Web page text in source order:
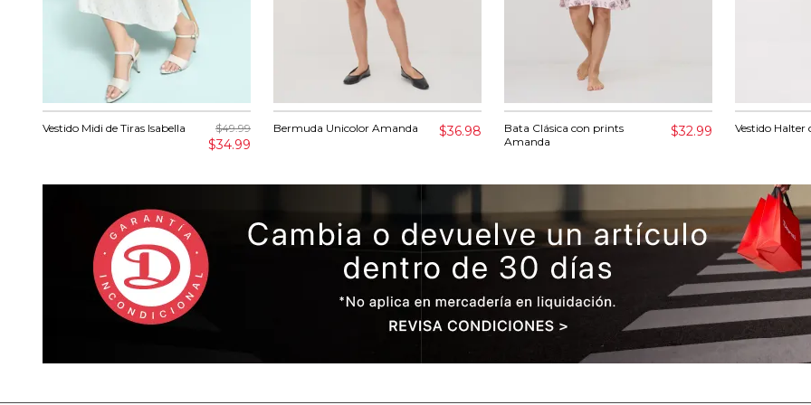
Vestido Midi de Tiras Isabella $49.99
$34.99
Bermuda Unicolor Amanda $36.98
Bata Clásica con prints
Amanda
$32.99 Vestido Halter